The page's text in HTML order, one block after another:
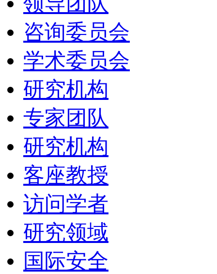
咨询委员会
学术委员会
研究机构
专家团队
研究机构
客座教授
访问学者
研究领域
国际安全